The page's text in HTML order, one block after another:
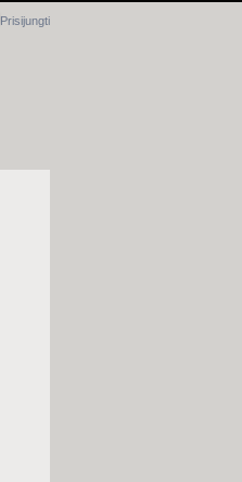
Prisijungti